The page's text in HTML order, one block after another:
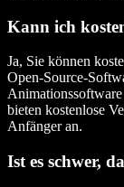
Kann ich
Ja, Sie können
Open-Source-
bieten kostenlose
Anfänger an.
Ist es schwer,